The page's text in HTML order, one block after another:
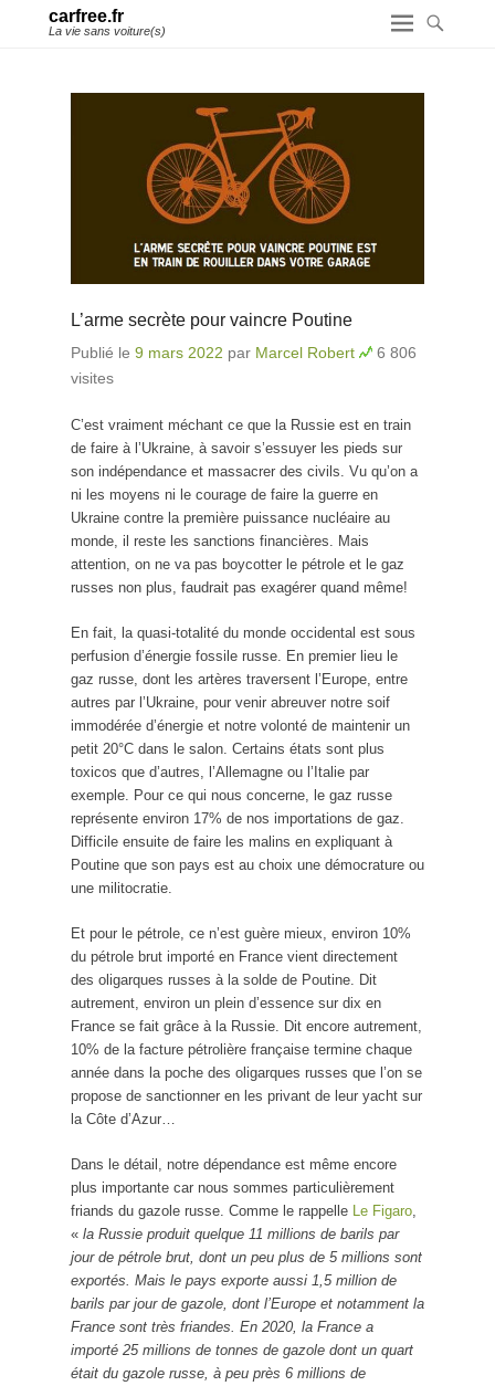
carfree.fr
La vie sans voiture(s)
L’arme secrète pour vaincre Poutine
Publié le 9 mars 2022 par Marcel Robert
6 806
visites
C’est vraiment méchant ce que la Russie est en train
de faire à l’Ukraine, à savoir s’essuyer les pieds sur
son indépendance et massacrer des civils. Vu qu’on a
ni les moyens ni le courage de faire la guerre en
Ukraine contre la première puissance nucléaire au
monde, il reste les sanctions financières. Mais
attention, on ne va pas boycotter le pétrole et le gaz
russes non plus, faudrait pas exagérer quand même!
En fait, la quasi-totalité du monde occidental est sous
perfusion d’énergie fossile russe. En premier lieu le
gaz russe, dont les artères traversent l’Europe, entre
autres par l’Ukraine, pour venir abreuver notre soif
immodérée d’énergie et notre volonté de maintenir un
petit 20°C dans le salon. Certains états sont plus
toxicos que d’autres, l’Allemagne ou l’Italie par
exemple. Pour ce qui nous concerne, le gaz russe
représente environ 17% de nos importations de gaz.
Difficile ensuite de faire les malins en expliquant à
Poutine que son pays est au choix une démocrature ou
une militocratie.
Et pour le pétrole, ce n’est guère mieux, environ 10%
du pétrole brut importé en France vient directement
des oligarques russes à la solde de Poutine. Dit
autrement, environ un plein d’essence sur dix en
France se fait grâce à la Russie. Dit encore autrement,
10% de la facture pétrolière française termine chaque
année dans la poche des oligarques russes que l’on se
propose de sanctionner en les privant de leur yacht sur
la Côte d’Azur…
Dans le détail, notre dépendance est même encore
plus importante car nous sommes particulièrement
friands du gazole russe. Comme le rappelle
Le Figaro
« la Russie produit quelque 11 millions de barils par
jour de pétrole brut, dont un peu plus de 5 millions sont
exportés. Mais le pays exporte aussi 1,5 million de
barils par jour de gazole, dont l’Europe et notamment la
France sont très friandes. En 2020, la France a
importé 25 millions de tonnes de gazole dont un quart
était du gazole russe, à peu près 6 millions de